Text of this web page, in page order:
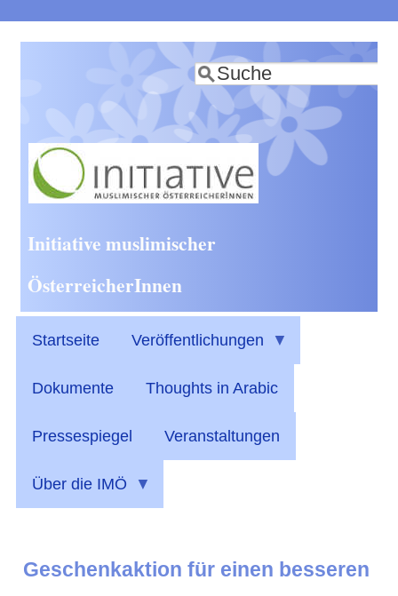
zum
Inhalt
Suche
Initiative muslimischer
ÖsterreicherInnen
Startseite Veröffentlichungen
Dokumente Thoughts in Arabic
Pressespiegel Veranstaltungen
Über die IMÖ
Geschenkaktion für einen besseren